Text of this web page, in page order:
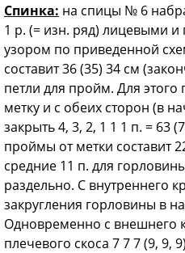
Спинка: на спицы № 6
1 р. (= изн. ряд) лицевыми
узором по приведенной
составит 36 (35) 34 см
петли для пройм. Для этого
метку и с обеих сторон (в
закрыть 4, 3, 2, 1 1 1 п. = 63
проймы от метки составит
средние 11 п. для
раздельно. С внутреннего
закругления горловины в
Одновременно с внешнего
плечевого скоса 7 7 7 (9, 9,